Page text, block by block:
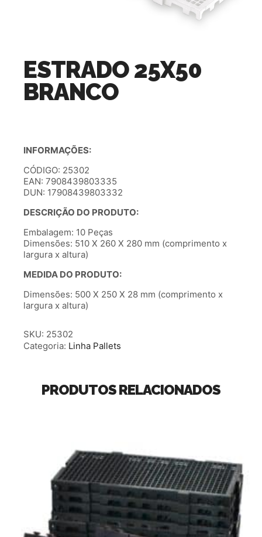
ESTRADO 25X50
BRANCO
INFORMAÇÕES:
CÓDIGO: 25302
EAN: 7908439803335
DUN: 17908439803332
DESCRIÇÃO DO PRODUTO:
Embalagem: 10 Peças
Dimensões: 510 X 260 X 280 mm (comprimento x
largura x altura)
MEDIDA DO PRODUTO:
Dimensões: 500 X 250 X 28 mm (comprimento x
largura x altura)
SKU: 25302
Categoria: Linha Pallets
PRODUTOS RELACIONADOS